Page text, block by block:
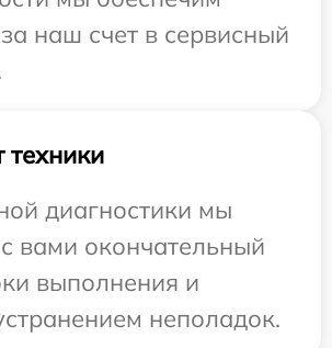
наш счет в сервисный
техники
диагностики мы
вами окончательный
выполнения и
неполадок.